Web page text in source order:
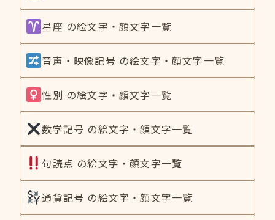
星座 の絵文字・顔文字一覧
音声・映像記号 の絵文字・顔文字一覧
性別 の絵文字・顔文字一覧
数学記号 の絵文字・顔文字一覧
句読点 の絵文字・顔文字一覧
通貨記号 の絵文字・顔文字一覧